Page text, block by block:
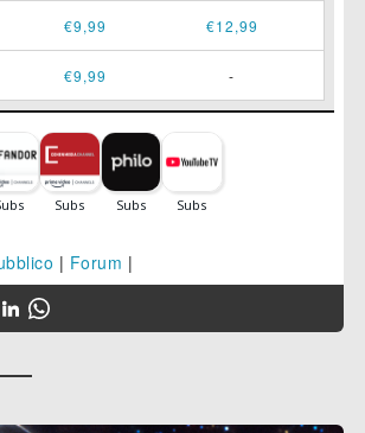
€9,99 €12,99
€9,99 -
| Forum |